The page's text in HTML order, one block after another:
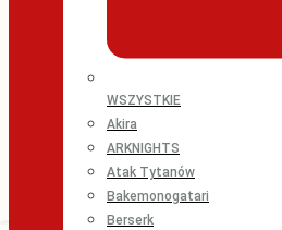
WSZYSTKIE
Akira
ARKNIGHTS
Atak Tytanów
Bakemonogatari
Berserk